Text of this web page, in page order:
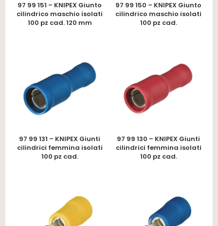
97 99 151 – KNIPEX Giunto
cilindrico maschio isolati
100 pz cad. 120 mm
97 99 150 – KNIPEX Giunto
cilindrico maschio isolati
100 pz cad.
97 99 131 – KNIPEX Giunti
cilindrici femmina isolati
100 pz cad.
97 99 130 – KNIPEX Giunti
cilindrici femmina isolati
100 pz cad.